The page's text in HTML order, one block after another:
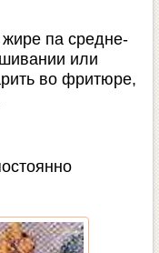
па средне-
или
во фритюре,